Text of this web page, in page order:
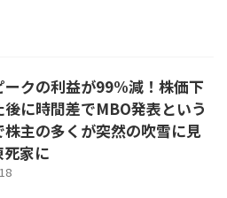
ークの利益が99%減！株価下
に時間差でMBO発表という
株主の多くが突然の吹雪に見
家に